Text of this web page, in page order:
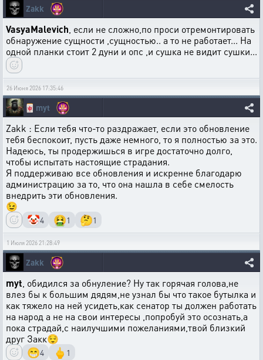
Zakk
VasyaMalevich , если не сложно,по проси отремонтировать
обнаружение сущности ,сущностью.. а то не работает... На
одной планки стоит 2 дуни и опс ,и сушка не видит сушки...
26 Июня 2026 17:35:46
🀄 myt
Zakk : Если тебя что-то раздражает, если это обновление
тебя беспокоит, пусть даже немного, то я полностью за это.
Надеюсь, ты продержишься в игре достаточно долго,
чтобы испытать настоящие страдания.
Я поддерживаю все обновления и искренне благодарю
администрацию за то, что она нашла в себе смелость
внедрить эти обновления.
😉
🤡4 🤮1 🤔1
1 Июля 2026 21:28:49
Zakk
myt , обидился за обнуление? Ну так горячая голова,не
влез бы к большим дядям,не узнал бы что такое бутылка и
как тяжело на ней усидеть,как сенатор ты должен работать
на народ а не на свои интересы ,попробуй это осознать,а
пока страдай,с наилучшими пожеланиями,твой близкий
друг Закк😌
😁4 🖕 1